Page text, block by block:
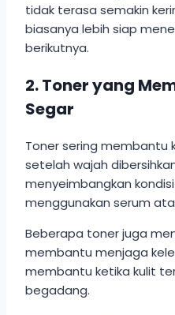
tidak terasa semakin
biasanya lebih siap
berikutnya.
2. Toner yang
Segar
Toner sering membantu
setelah wajah
menyeimbangkan
menggunakan serum
Beberapa toner juga
membantu menjaga
membantu ketika kulit
begadang.